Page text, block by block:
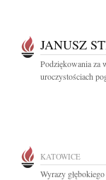
JANUSZ
Podziękowania za
uroczystościach
KATOWICE
Wyrazy